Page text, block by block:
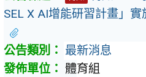
SEL X AI增能研習計畫」
最新消息
體育組